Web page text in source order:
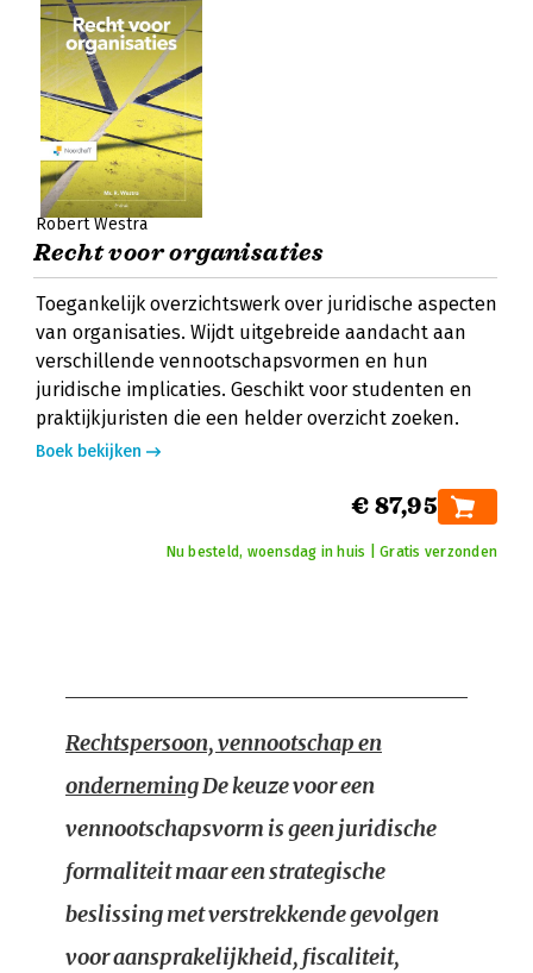
Robert Westra
Recht voor organisaties
Toegankelijk overzichtswerk over juridische aspecten
van organisaties. Wijdt uitgebreide aandacht aan
verschillende vennootschapsvormen en hun
juridische implicaties. Geschikt voor studenten en
praktijkjuristen die een helder overzicht zoeken.
Boek bekijken
€ 87,95
Nu besteld, woensdag in huis | Gratis verzonden
Rechtspersoon, vennootschap en
ondernemingDe keuze voor een
vennootschapsvorm is geen juridische
formaliteit maar een strategische
beslissing met verstrekkende gevolgen
voor aansprakelijkheid, fiscaliteit,